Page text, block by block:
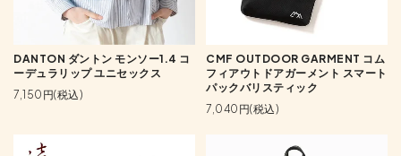
DANTON ダントン モンソー1.4 コ
ーデュラリップ ユニセックス
7,150円(税込)
CMF OUTDOOR GARMENT コム
フィアウトドアガーメント スマート
パックバリスティック
7,040円(税込)